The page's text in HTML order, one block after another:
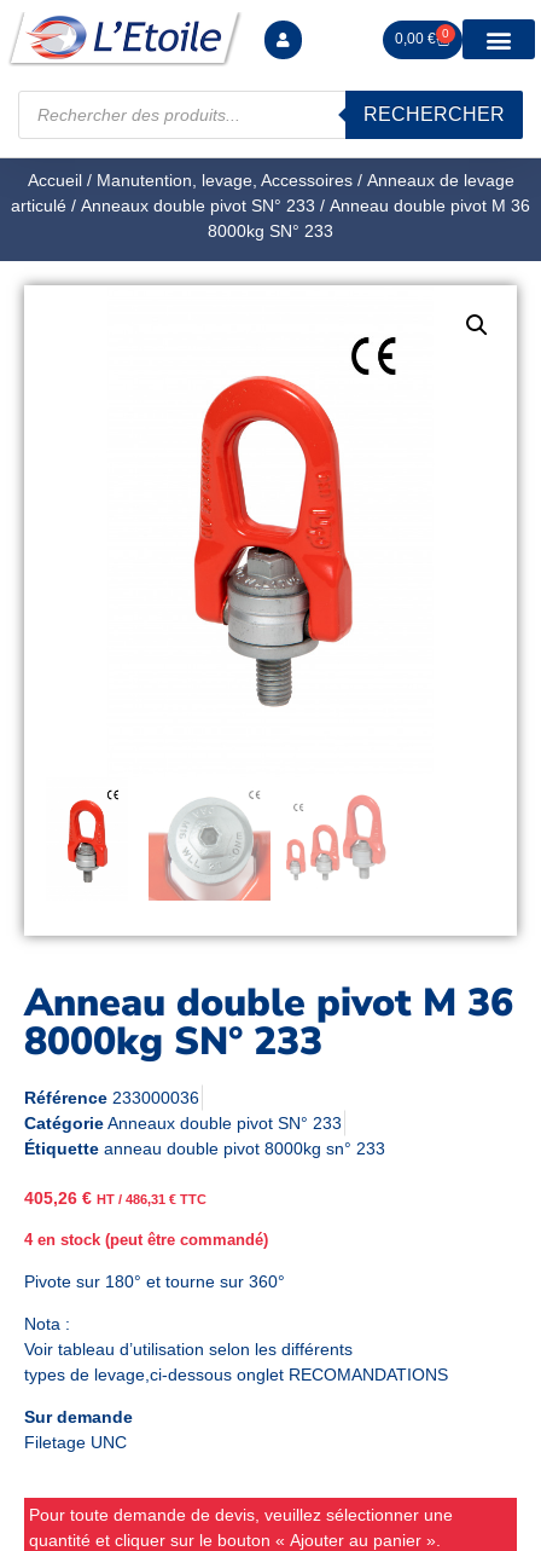
0,00 € 0
RECHERCHER
Accueil/ Manutention, levage, Accessoires/ Anneaux de levage
articulé / Anneaux double pivot SN° 233 / Anneau double pivot M 36
8000kg SN° 233
Anneau double pivot M 36
8000kg SN° 233
Référence 233000036
CatégorieAnneaux double pivot SN° 233
Étiquette anneau double pivot 8000kg sn° 233
405,26 € HT / 486,31 € TTC
4 en stock (peut être commandé)
Pivote sur 180° et tourne sur 360°
Nota :
Voir tableau d’utilisation selon les différents
types de levage,ci-dessous onglet RECOMANDATIONS
Sur demande
Filetage UNC
Pour toute demande de devis, veuillez sélectionner une
quantité et cliquer sur le bouton « Ajouter au panier ».